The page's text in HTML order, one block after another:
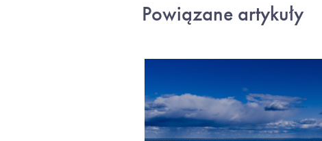
Powiązane artykuły